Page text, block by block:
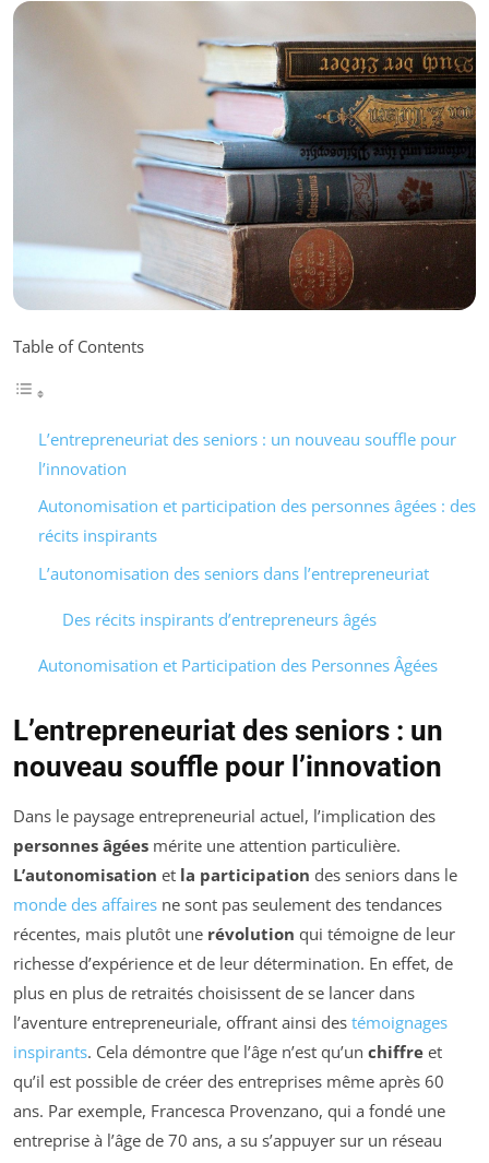
Table of Contents
L’entrepreneuriat des seniors : un nouveau souffle pour
l’innovation
Autonomisation et participation des personnes âgées : des
récits inspirants
L’autonomisation des seniors dans l’entrepreneuriat
Des récits inspirants d’entrepreneurs âgés
Autonomisation et Participation des Personnes Âgées
L’entrepreneuriat des seniors : un
nouveau souffle pour l’innovation
Dans le paysage entrepreneurial actuel, l’implication des
personnes âgées mérite une attention particulière.
L’autonomisation et la participation des seniors dans le
monde des affaires ne sont pas seulement des tendances
récentes, mais plutôt une révolution qui témoigne de leur
richesse d’expérience et de leur détermination. En effet, de
plus en plus de retraités choisissent de se lancer dans
l’aventure entrepreneuriale, offrant ainsi des témoignages
inspirants. Cela démontre que l’âge n’est qu’un chiffre et
qu’il est possible de créer des entreprises même après 60
ans. Par exemple, Francesca Provenzano, qui a fondé une
entreprise à l’âge de 70 ans, a su s’appuyer sur un réseau